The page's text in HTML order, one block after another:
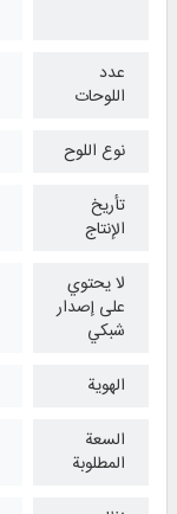
عدد
اللوحات
نوع اللوح
تأريخ
الإنتاج
لا يحتوي
على إصدار
شبكي
الهوية
السعة
المطلوبة